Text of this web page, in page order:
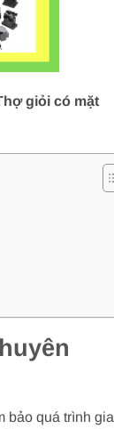
giỏi có mặt
bảo quá trình gia